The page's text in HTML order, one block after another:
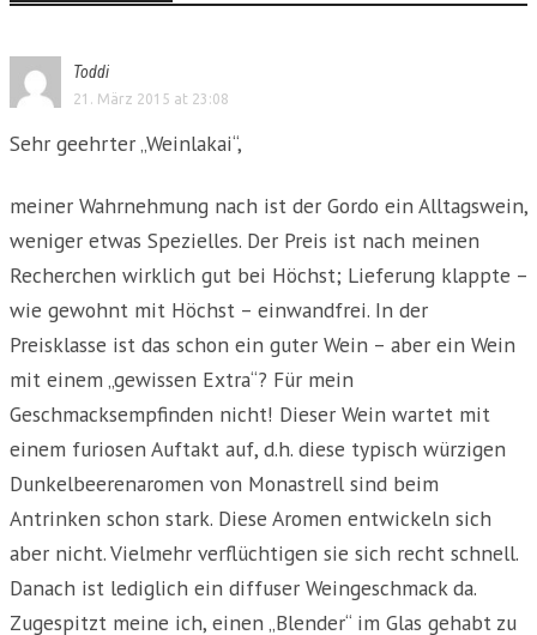
Toddi
21. März 2015 at 23:08
Sehr geehrter „Weinlakai“,
meiner Wahrnehmung nach ist der Gordo ein Alltagswein,
weniger etwas Spezielles. Der Preis ist nach meinen
Recherchen wirklich gut bei Höchst; Lieferung klappte –
wie gewohnt mit Höchst – einwandfrei. In der
Preisklasse ist das schon ein guter Wein – aber ein Wein
mit einem „gewissen Extra“? Für mein
Geschmacksempfinden nicht! Dieser Wein wartet mit
einem furiosen Auftakt auf, d.h. diese typisch würzigen
Dunkelbeerenaromen von Monastrell sind beim
Antrinken schon stark. Diese Aromen entwickeln sich
aber nicht. Vielmehr verflüchtigen sie sich recht schnell.
Danach ist lediglich ein diffuser Weingeschmack da.
Zugespitzt meine ich, einen „Blender“ im Glas gehabt zu